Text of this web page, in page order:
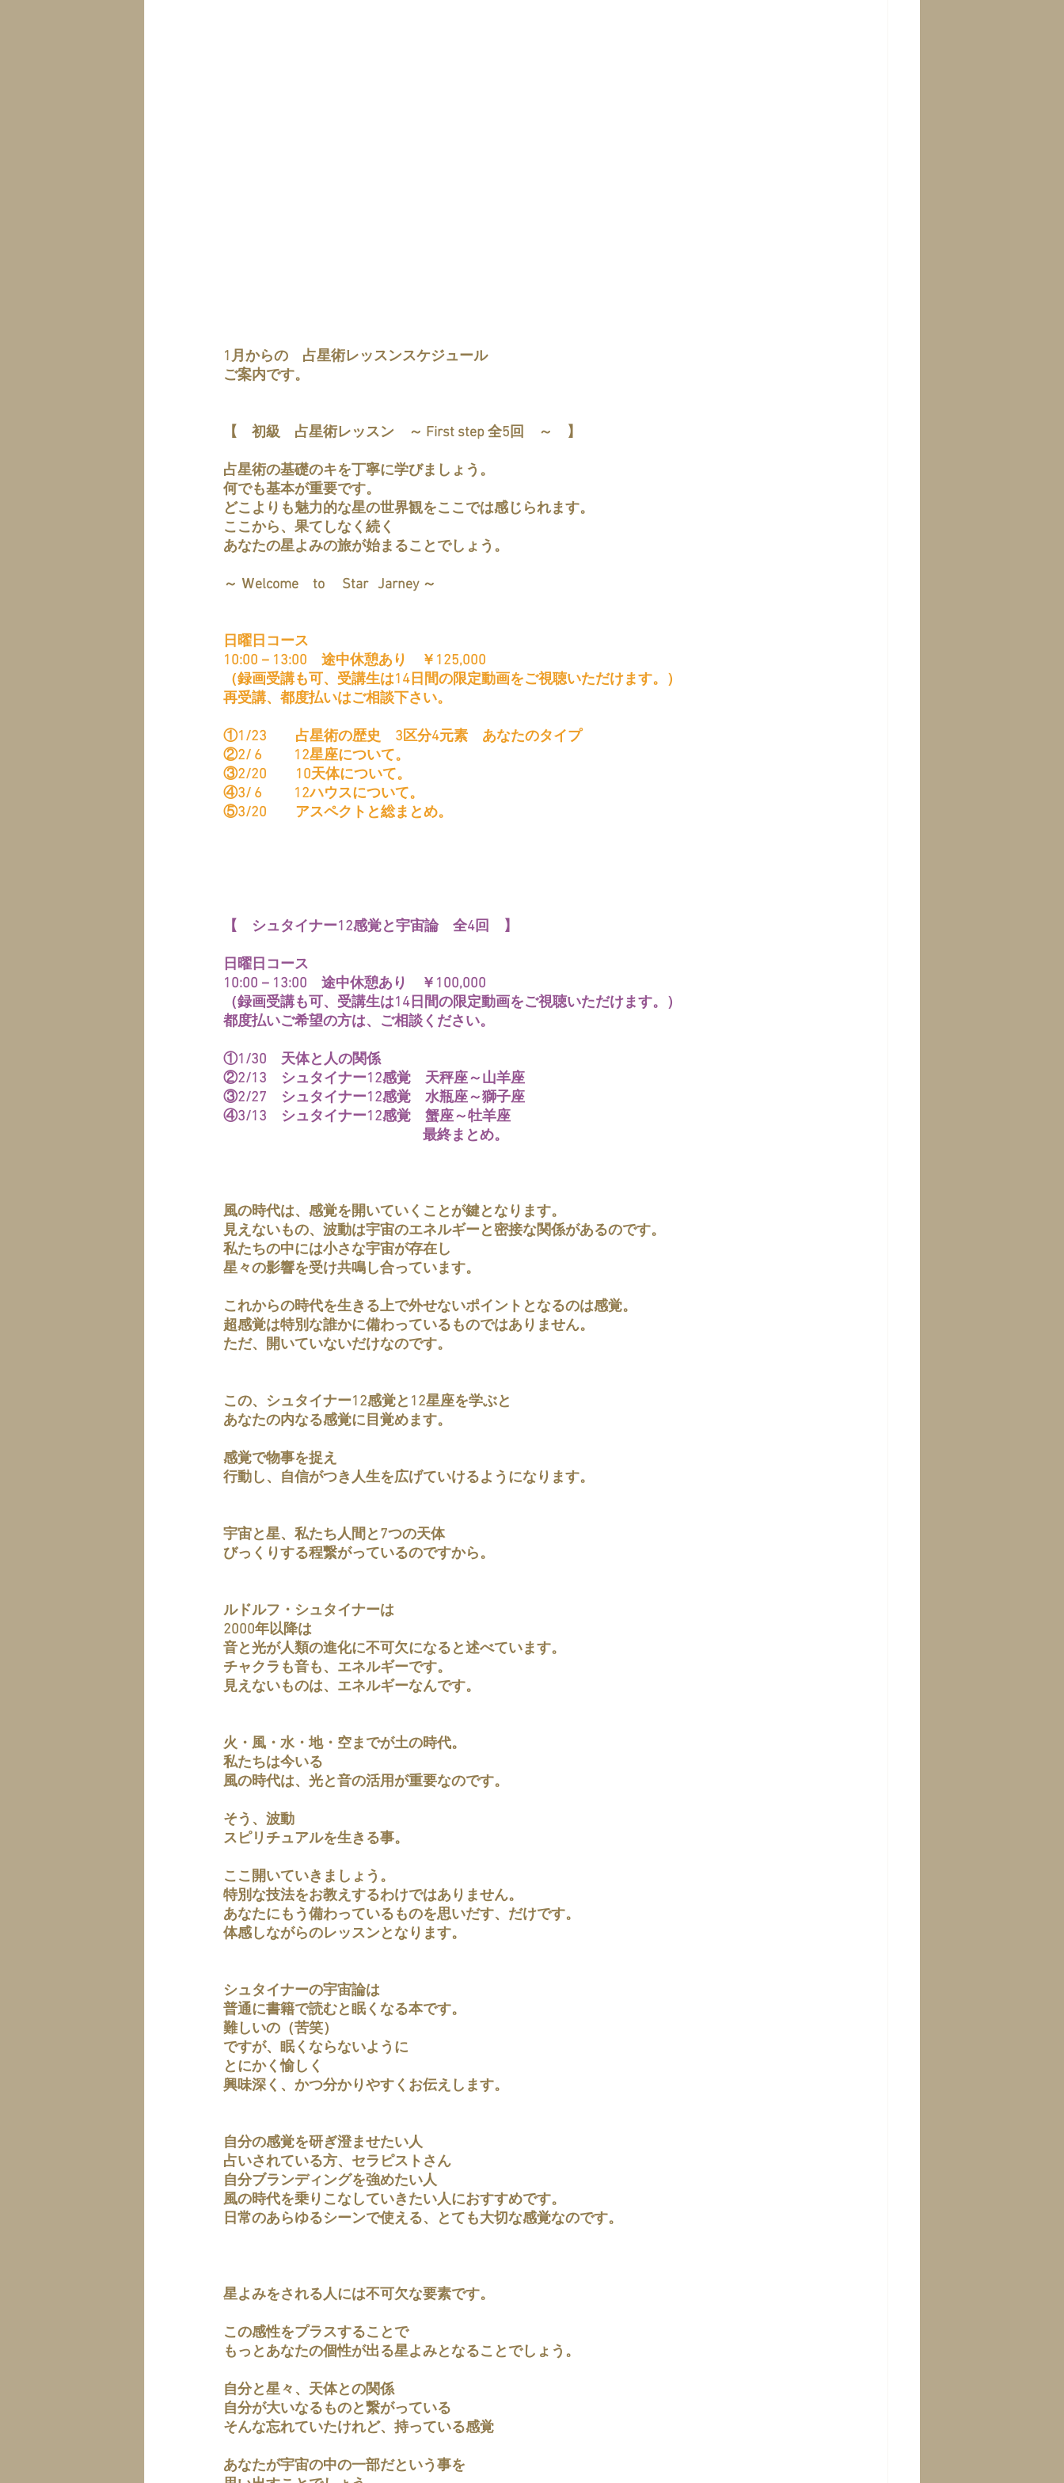
1月からの　占星術レッスンスケジュール
ご案内です。
【　初級　占星術レッスン　～ First step 全5回　～　】
占星術の基礎のキを丁寧に学びましょう。
何でも基本が重要です。
どこよりも魅力的な星の世界観をここでは感じられます。
ここから、果てしなく続く
あなたの星よみの旅が始まることでしょう。
～ Ｗelcome　to　 Star   Jarney ～
日曜日コース
10:00－13:00　途中休憩あり　￥125,000
（録画受講も可、受講生は14日間の限定動画をご視聴いただけます。）
再受講、都度払いはご相談下さい。
①1/23　　占星術の歴史　3区分4元素　あなたのタイプ
②2/ 6　　 12星座について。
③2/20　　10天体について。
④3/ 6　　 12ハウスについて。
⑤3/20　　アスペクトと総まとめ。
【　シュタイナー12感覚と宇宙論　全4回　】
日曜日コース
10:00－13:00　途中休憩あり　￥100,000
（録画受講も可、受講生は14日間の限定動画をご視聴いただけます。）
都度払いご希望の方は、ご相談ください。
①1/30　天体と人の関係
②2/13　シュタイナー12感覚　天秤座～山羊座
③2/27　シュタイナー12感覚　水瓶座～獅子座
④3/13　シュタイナー12感覚　蟹座～牡羊座
最終まとめ。
風の時代は、感覚を開いていくことが鍵となります。
見えないもの、波動は宇宙のエネルギーと密接な関係があるのです。
私たちの中には小さな宇宙が存在し
星々の影響を受け共鳴し合っています。
これからの時代を生きる上で外せないポイントとなるのは感覚。
超感覚は特別な誰かに備わっているものではありません。
ただ、開いていないだけなのです。
この、シュタイナー12感覚と12星座を学ぶと
あなたの内なる感覚に目覚めます。
感覚で物事を捉え
行動し、自信がつき人生を広げていけるようになります。
宇宙と星、私たち人間と7つの天体
びっくりする程繋がっているのですから。
ルドルフ・シュタイナーは
2000年以降は
音と光が人類の進化に不可欠になると述べています。
チャクラも音も、エネルギーです。
見えないものは、エネルギーなんです。
火・風・水・地・空までが土の時代。
私たちは今いる
風の時代は、光と音の活用が重要なのです。
そう、波動
スピリチュアルを生きる事。
ここ開いていきましょう。
特別な技法をお教えするわけではありません。
あなたにもう備わっているものを思いだす、だけです。
体感しながらのレッスンとなります。
シュタイナーの宇宙論は
普通に書籍で読むと眠くなる本です。
難しいの（苦笑）
ですが、眠くならないように
とにかく愉しく
興味深く、かつ分かりやすくお伝えします。
自分の感覚を研ぎ澄ませたい人
占いされている方、セラピストさん
自分ブランディングを強めたい人
風の時代を乗りこなしていきたい人におすすめです。
日常のあらゆるシーンで使える、とても大切な感覚なのです。
星よみをされる人には不可欠な要素です。
この感性をプラスすることで
もっとあなたの個性が出る星よみとなることでしょう。
自分と星々、天体との関係
自分が大いなるものと繋がっている
そんな忘れていたけれど、持っている感覚
あなたが宇宙の中の一部だという事を